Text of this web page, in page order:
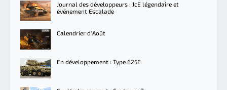
Journal des développeurs : JcE légendaire et
événement Escalade
Calendrier d'Août
En développement : Type 625E